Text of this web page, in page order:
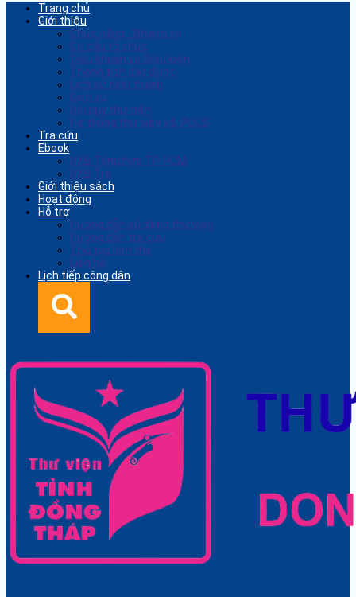
Trang chủ
Giới thiệu
Chức năng - Nhiệm vụ
Cơ cấu tổ chức
Điều khoản và Điều kiện
Thành tích đạt được
Lịch sử hình thành
Dịch vụ
Nội quy thư viện
Hệ thống thư viện xã, PĐCS
Tra cứu
Ebook
NXB Tổng hợp TP. HCM
NXB Trẻ
Giới thiệu sách
Hoạt động
Hỗ trợ
Hướng dẫn sử dụng thư viện
Hướng dẫn tra cứu
Thủ tục làm thẻ
Liên hệ
Lịch tiếp công dân